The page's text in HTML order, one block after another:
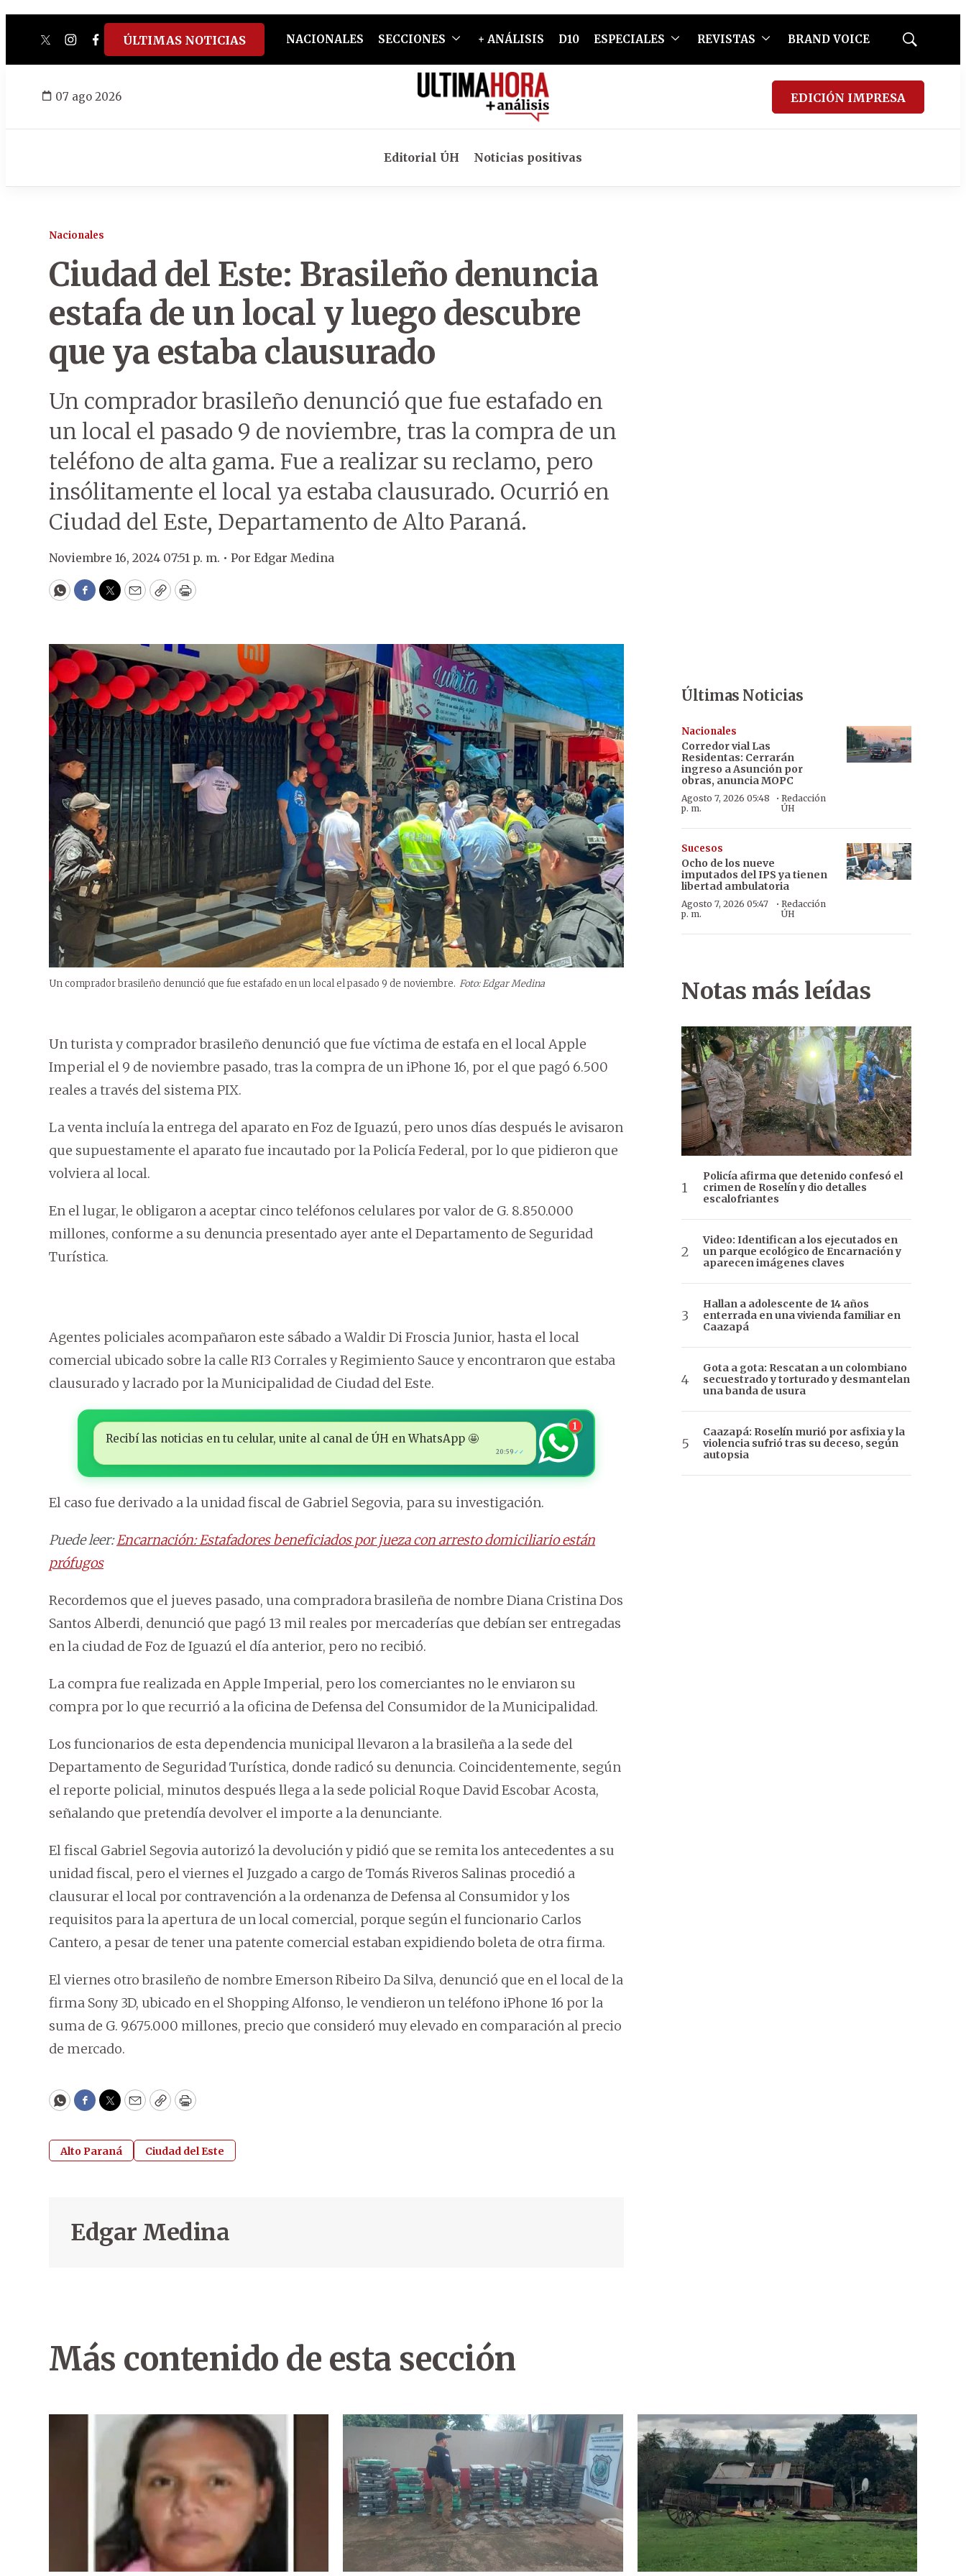
twitterinstagram
facebook
tiktokyoutube
spotify
ÚLTIMAS NOTICIAS NACIONALES SECCIONES + ANÁLISIS D10 ESPECIALES REVISTAS BRAND VOICE
Mostrar
07 ago 2026 EDICIÓN IMPRESA
Editorial ÚH Noticias positivas
Nacionales
Ciudad del Este: Brasileño denuncia
estafa de un local y luego descubre
que ya estaba clausurado
Un comprador brasileño denunció que fue estafado en
un local el pasado 9 de noviembre, tras la compra de un
teléfono de alta gama. Fue a realizar su reclamo, pero
insólitamente el local ya estaba clausurado. Ocurrió en
Ciudad del Este, Departamento de Alto Paraná.
Noviembre 16, 2024 07:51 p. m. • Por Edgar Medina
WhatsApp
Facebook
Twitter
EmailCopyPrint
Un comprador brasileño denunció que fue estafado en un local el pasado 9 de noviembre. Foto: Edgar Medina
Un turista y comprador brasileño denunció que fue víctima de estafa en el local Apple
Imperial el 9 de noviembre pasado, tras la compra de un iPhone 16, por el que pagó 6.500
reales a través del sistema PIX.
La venta incluía la entrega del aparato en Foz de Iguazú, pero unos días después le avisaron
que supuestamente el aparato fue incautado por la Policía Federal, por lo que pidieron que
volviera al local.
En el lugar, le obligaron a aceptar cinco teléfonos celulares por valor de G. 8.850.000
millones, conforme a su denuncia presentado ayer ante el Departamento de Seguridad
Turística.
Agentes policiales acompañaron este sábado a Waldir Di Froscia Junior, hasta el local
comercial ubicado sobre la calle RI3 Corrales y Regimiento Sauce y encontraron que estaba
clausurado y lacrado por la Municipalidad de Ciudad del Este.
Recibí las noticias en tu celular, unite al canal de ÚH en WhatsApp 🤩
20:59 ✓✓
1
El caso fue derivado a la unidad fiscal de Gabriel Segovia, para su investigación.
Puede leer:Encarnación: Estafadores beneficiados por jueza con arresto domiciliario están
prófugos
Recordemos que el jueves pasado, una compradora brasileña de nombre Diana Cristina Dos
Santos Alberdi, denunció que pagó 13 mil reales por mercaderías que debían ser entregadas
en la ciudad de Foz de Iguazú el día anterior, pero no recibió.
La compra fue realizada en Apple Imperial, pero los comerciantes no le enviaron su
compra por lo que recurrió a la oficina de Defensa del Consumidor de la Municipalidad.
Los funcionarios de esta dependencia municipal llevaron a la brasileña a la sede del
Departamento de Seguridad Turística, donde radicó su denuncia. Coincidentemente, según
el reporte policial, minutos después llega a la sede policial Roque David Escobar Acosta,
señalando que pretendía devolver el importe a la denunciante.
El fiscal Gabriel Segovia autorizó la devolución y pidió que se remita los antecedentes a su
unidad fiscal, pero el viernes el Juzgado a cargo de Tomás Riveros Salinas procedió a
clausurar el local por contravención a la ordenanza de Defensa al Consumidor y los
requisitos para la apertura de un local comercial, porque según el funcionario Carlos
Cantero, a pesar de tener una patente comercial estaban expidiendo boleta de otra firma.
El viernes otro brasileño de nombre Emerson Ribeiro Da Silva, denunció que en el local de la
firma Sony 3D, ubicado en el Shopping Alfonso, le vendieron un teléfono iPhone 16 por la
suma de G. 9.675.000 millones, precio que consideró muy elevado en comparación al precio
de mercado.
WhatsApp
Facebook
Twitter
EmailCopyPrint
Alto Paraná Ciudad del Este
Edgar Medina
Últimas Noticias
Nacionales
Corredor vial Las
Residentas: Cerrarán
ingreso a Asunción por
obras, anuncia MOPC
Agosto 7, 2026 05:48
p. m.
·Redacción
ÚH
Sucesos
Ocho de los nueve
imputados del IPS ya tienen
libertad ambulatoria
Agosto 7, 2026 05:47
p. m.
· Redacción
ÚH
Notas más leídas
Policía afirma que detenido confesó el
crimen de Roselín y dio detalles
escalofriantes
Video: Identifican a los ejecutados en
un parque ecológico de Encarnación y
aparecen imágenes claves
Hallan a adolescente de 14 años
enterrada en una vivienda familiar en
Caazapá
Gota a gota: Rescatan a un colombiano
secuestrado y torturado y desmantelan
una banda de usura
Caazapá: Roselín murió por asfixia y la
violencia sufrió tras su deceso, según
autopsia
Más contenido de esta sección